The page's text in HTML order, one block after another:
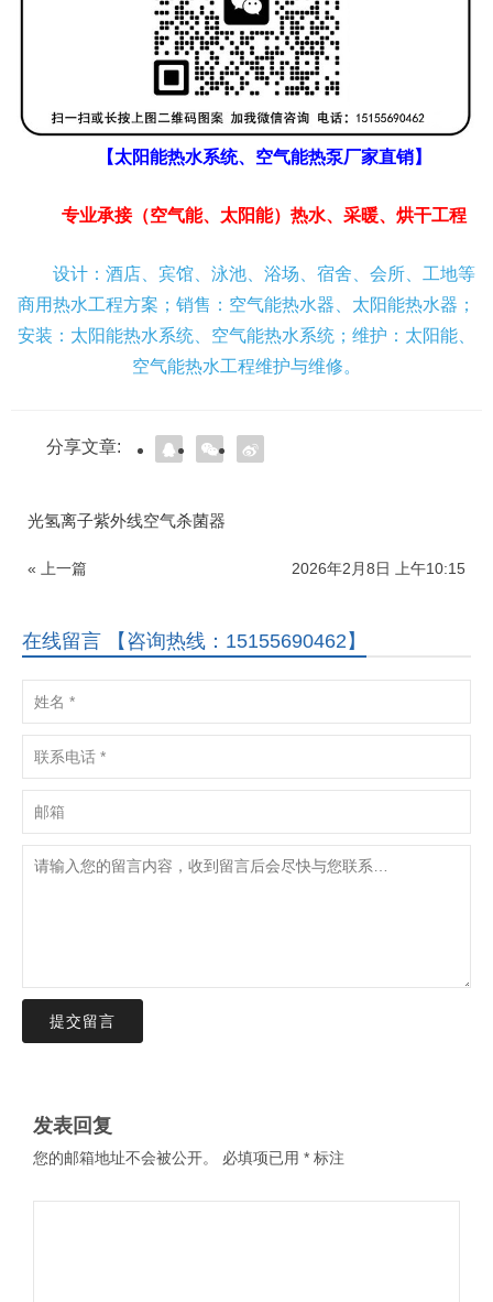
【太阳能热水系统、空气能热泵厂家直销】
专业承接（空气能、太阳能）热水、采暖、烘干工程
设计：酒店、宾馆、泳池、浴场、宿舍、会所、工地等
商用热水工程方案；销售：空气能热水器、太阳能热水器；
安装：太阳能热水系统、空气能热水系统；维护：太阳能、
空气能热水工程维护与维修。
分享文章:
光氢离子紫外线空气杀菌器
« 上一篇 2026年2月8日 上午10:15
在线留言 【咨询热线：15155690462】
提交留言
发表回复
您的邮箱地址不会被公开。 必填项已用 * 标注